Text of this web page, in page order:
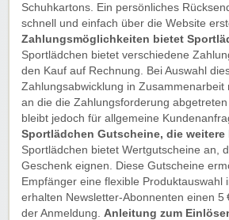
Schuhkartons. Ein persönliches
schnell und einfach über die Website
Zahlungsmöglichkeiten bietet
Sportlädchen bietet verschiedene
den Kauf auf Rechnung. Bei Auswahl
Zahlungsabwicklung in Zusammenarbeit
an die die Zahlungsforderung
bleibt jedoch für allgemeine
Sportlädchen Gutscheine, die weitere
Sportlädchen bietet Wertgutscheine an,
Geschenk eignen. Diese Gutscheine
Empfänger eine flexible Produktauswahl
erhalten Newsletter-Abonnenten einen 5
der Anmeldung. Anleitung zum